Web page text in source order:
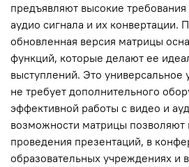
предъявляют высокие требования
аудио сигнала и их конвертации.
обновленная версия матрицы
функций, которые делают ее
выступлений. Это универсальное
не требует дополнительного
эффективной работы с видео и
возможности матрицы позволяют
проведения презентаций, в
образовательных учреждениях и